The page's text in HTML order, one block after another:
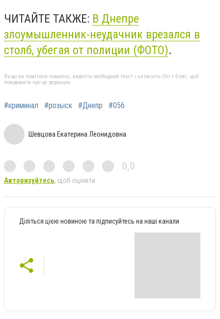
ЧИТАЙТЕ ТАКЖЕ: В Днепре
злоумышленник-неудачник врезался в
столб, убегая от полиции (ФОТО).
Якщо ви помітили помилку, виділіть необхідний текст і натисніть Ctrl + Enter, щоб
повідомити про це редакцію
#криминал #розыск #Днепр #056
Шевцова Екатерина Леонидовна
0,0
Авторизуйтесь, щоб оцінити
Діліться цією новиною та підписуйтесь на наші канали